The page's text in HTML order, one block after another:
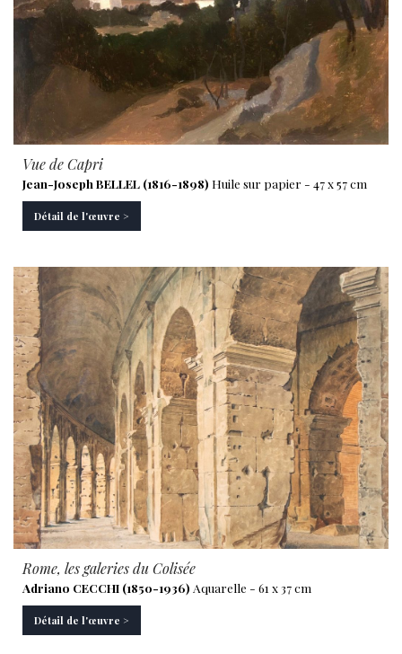
Vue de Capri
Jean-Joseph BELLEL (1816-1898) Huile sur papier - 47 x 57 cm
Détail de l'œuvre >
Rome, les galeries du Colisée
Adriano CECCHI (1850-1936) Aquarelle - 61 x 37 cm
Détail de l'œuvre >